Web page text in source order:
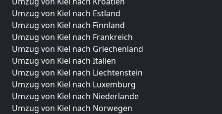
Umzug von Kiel nach Estland
Umzug von Kiel nach Finnland
Umzug von Kiel nach Frankreich
Umzug von Kiel nach Griechenland
Umzug von Kiel nach Italien
Umzug von Kiel nach Liechtenstein
Umzug von Kiel nach Luxemburg
Umzug von Kiel nach Niederlande
Umzug von Kiel nach Norwegen